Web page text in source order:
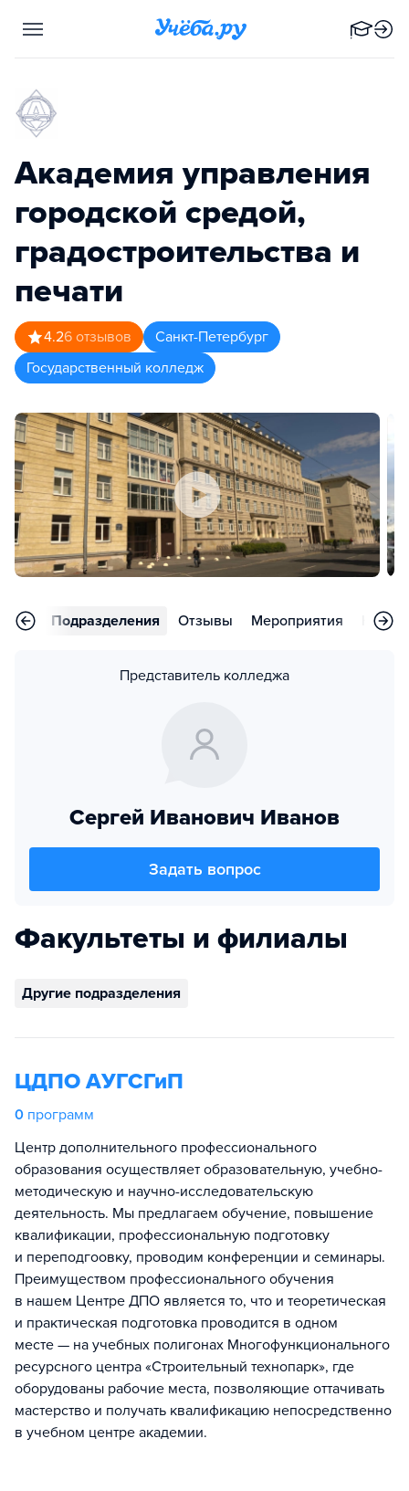
Академия управления
городской средой,
градостроительства и
печати
4.26 отзывов
Санкт-Петербург
Государственный колледж
Подразделения Отзывы Мероприятия
Представитель колледжа
Сергей Иванович Иванов
Задать вопрос
Факультеты и филиалы
Другие подразделения
ЦДПО АУГСГиП
0 программ
Центр дополнительного профессионального
образования осуществляет образовательную, учебно-
методическую и научно-исследовательскую
деятельность. Мы предлагаем обучение, повышение
квалификации, профессиональную подготовку
и переподгоовку, проводим конференции и семинары.
Преимуществом профессионального обучения
в нашем Центре ДПО является то, что и теоретическая
и практическая подготовка проводится в одном
месте — на учебных полигонах Многофункционального
ресурсного центра «Строительный технопарк», где
оборудованы рабочие места, позволяющие оттачивать
мастерство и получать квалификацию непосредственно
в учебном центре академии.